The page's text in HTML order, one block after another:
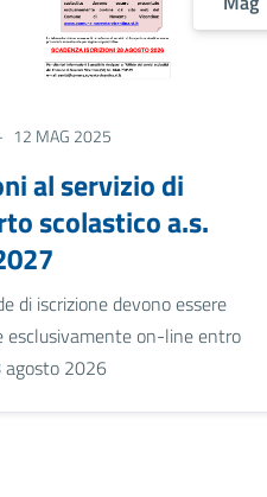
12 MAG 2025
al servizio di
scolastico a.s.
di iscrizione devono essere
esclusivamente on-line entro
agosto 2026